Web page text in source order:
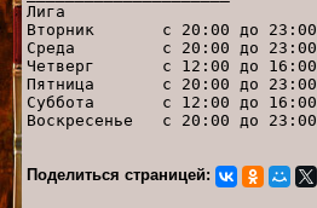
Лига
Вторник с 20:00 до 23:00
Среда с 20:00 до 23:00
Четверг с 12:00 до 16:00
Пятница с 20:00 до 23:00
Суббота с 12:00 до 16:00
Воскресенье с 20:00 до 23:00
Поделиться страницей: